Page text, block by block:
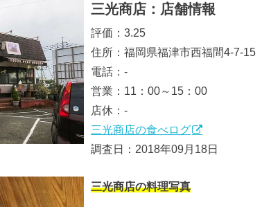
三光商店：店舗情報
評価：3.25
住所：福岡県福津市西福間4-7-15
電話：-
営業：11：00～15：00
店休：-
三光商店の食べログ
調査日：2018年09月18日
三光商店の料理写真